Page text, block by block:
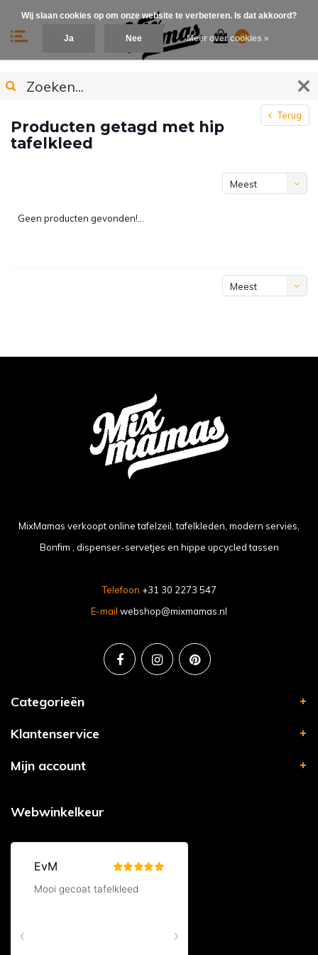
0
Terug
Producten getagd met hip
tafelkleed
Meest
Geen producten gevonden!...
Meest
MixMamas verkoopt online tafelzeil, tafelkleden, modern servies,
Bonfim , dispenser-servetjes en hippe upcycled tassen
Telefoon +31 30 2273 547
E-mail webshop@mixmamas.nl
Categorieën
Klantenservice
Mijn account
Webwinkelkeur
Wij slaan cookies op om onze website te verbeteren. Is dat akkoord?
Ja Nee Meer over cookies »